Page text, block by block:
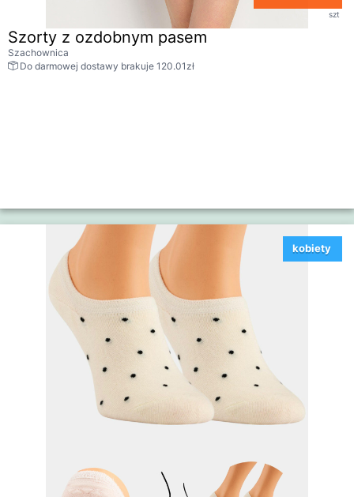
szt
Szorty z ozdobnym pasem
Szachownica
Do darmowej dostawy brakuje 120.01zł
kobiety